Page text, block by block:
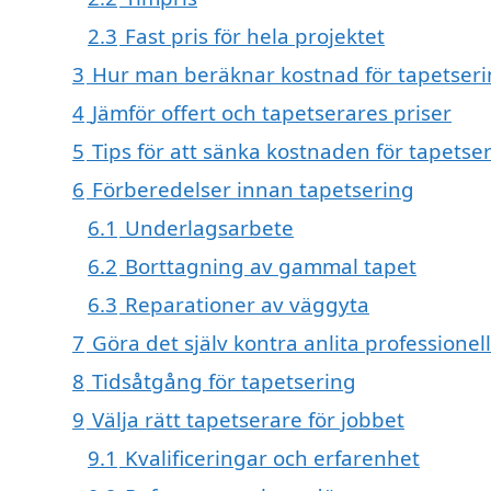
2.3 Fast pris för hela projektet
3 Hur man beräknar kostnad för
4 Jämför offert och tapetserares priser
5 Tips för att sänka kostnaden för
6 Förberedelser innan tapetsering
6.1 Underlagsarbete
6.2 Borttagning av gammal tapet
6.3 Reparationer av väggyta
7 Göra det själv kontra anlita professionell
8 Tidsåtgång för tapetsering
9 Välja rätt tapetserare för jobbet
9.1 Kvalificeringar och erfarenhet